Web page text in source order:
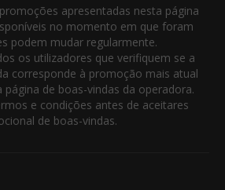
apresentadas nesta página
no momento em que foram
podem mudar regularmente.
os utilizadores que verifiquem se a
corresponde à promoção mais atual
página de boas-vindas da operadora.
e condições antes de aceitares
de boas-vindas.